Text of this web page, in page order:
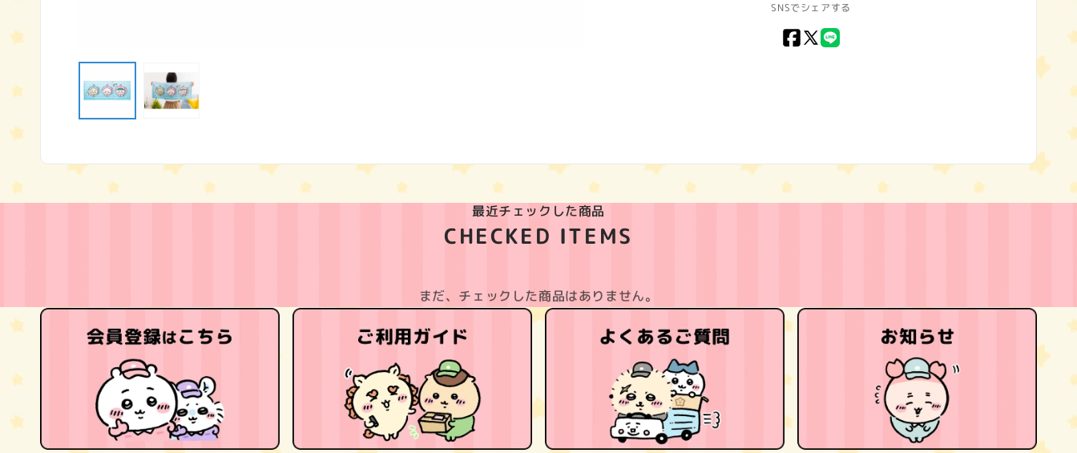
ー
ダ
ル
ア
SNSでシェアする
Facebook
X
最近チェックした商品
CHECKED ITEMS
まだ、チェックした商品はありません。